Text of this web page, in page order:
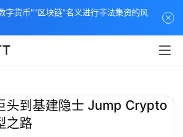
头到基建隐士 Jump Crypto
之路
字货币""区块链"名义进行非法集资的风